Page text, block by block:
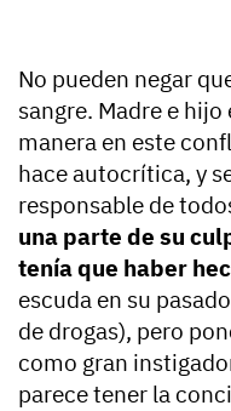
No pueden negar
sangre. Madre e
manera en este
hace autocrítica, y
responsable de
una parte de su
tenía que haber
escuda en su
de drogas), pero
como gran
parece tener la